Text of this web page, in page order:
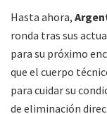
Hasta ahora,
ronda tras sus
para su próximo
que el cuerpo
para cuidar su
de eliminación